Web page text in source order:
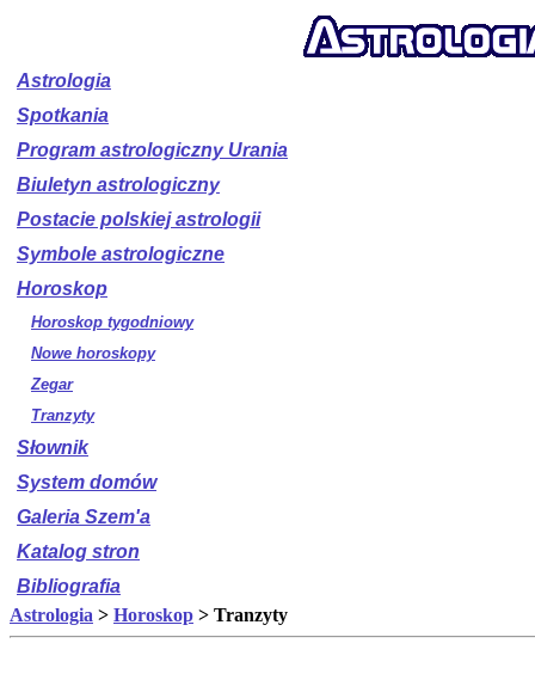
Astrologia
Spotkania
Program astrologiczny Urania
Biuletyn astrologiczny
Postacie polskiej astrologii
Symbole astrologiczne
Horoskop
Horoskop tygodniowy
Nowe horoskopy
Zegar
Tranzyty
Słownik
System domów
Galeria Szem'a
Katalog stron
Bibliografia
Astrologia > Horoskop > Tranzyty